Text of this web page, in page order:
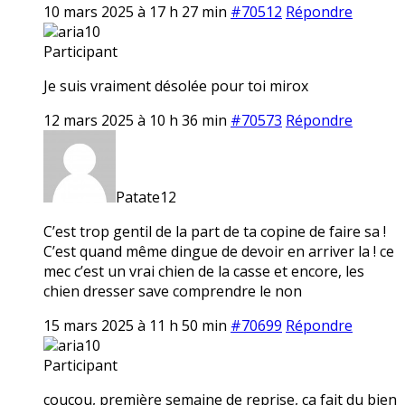
10 mars 2025 à 17 h 27 min #70512 Répondre
aria10
Participant
Je suis vraiment désolée pour toi mirox
12 mars 2025 à 10 h 36 min #70573 Répondre
Patate12
C’est trop gentil de la part de ta copine de faire sa !
C’est quand même dingue de devoir en arriver la ! ce
mec c’est un vrai chien de la casse et encore, les
chien dresser save comprendre le non
15 mars 2025 à 11 h 50 min #70699 Répondre
aria10
Participant
coucou, première semaine de reprise, ça fait du bien